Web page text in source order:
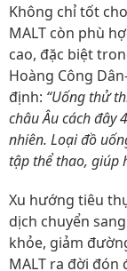
Không chỉ tốt
MALT còn phù
cao, đặc biệt
Hoàng Công
định: “Uống thử
châu Âu cách đây
nhiên. Loại đồ
tập thể thao, giúp
Xu hướng tiêu
dịch chuyển
khỏe, giảm
MALT ra đời đón